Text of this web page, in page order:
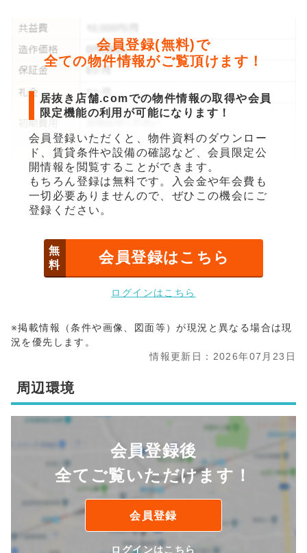
会員登録(無料)で
全ての物件情報がご覧頂けます！
居抜き店舗.comでの物件情報の取得や会員
限定機能の利用が可能になります！
会員登録いただくと、物件資料のダウンロー
ド、賃貸条件や設備の確認など、会員限定公
開情報を閲覧することができます。
もちろん登録は無料です。入会金や年会費も
一切必要ありませんので、ぜひこの機会にご
登録ください。
無
料
会員登録はこちら
ログインはこちら
※掲載情報（条件や画像、図面等）が現況と異なる場合は現
況を優先します。
情報更新日：2026年07月23日
周辺環境
会員登録後
全てご覧いただけます！
会員登録
ログインはこちら